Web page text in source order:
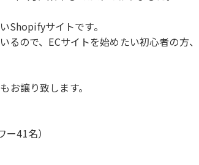
Shopifyサイトです。
るので、ECサイトを始めたい初心者の
お譲り致します。
41名）